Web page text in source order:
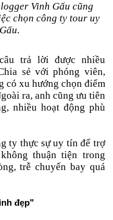
Vinh Gấu cũng
chọn công ty tour uy
trả lời được nhiều
sẻ với phóng viên,
có xu hướng chọn điểm
ra, anh cũng ưu tiên
nhiều hoạt động phù
ty thực sự uy tín để trợ
thuận tiện trong
trễ chuyến bay quá
đẹp"